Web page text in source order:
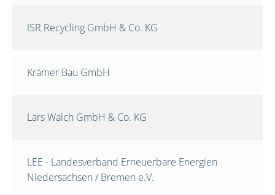
ISR Recycling GmbH & Co. KG
Krämer Bau GmbH
Lars Walch GmbH & Co. KG
LEE - Landesverband Erneuerbare Energien
Niedersachsen / Bremen e.V.